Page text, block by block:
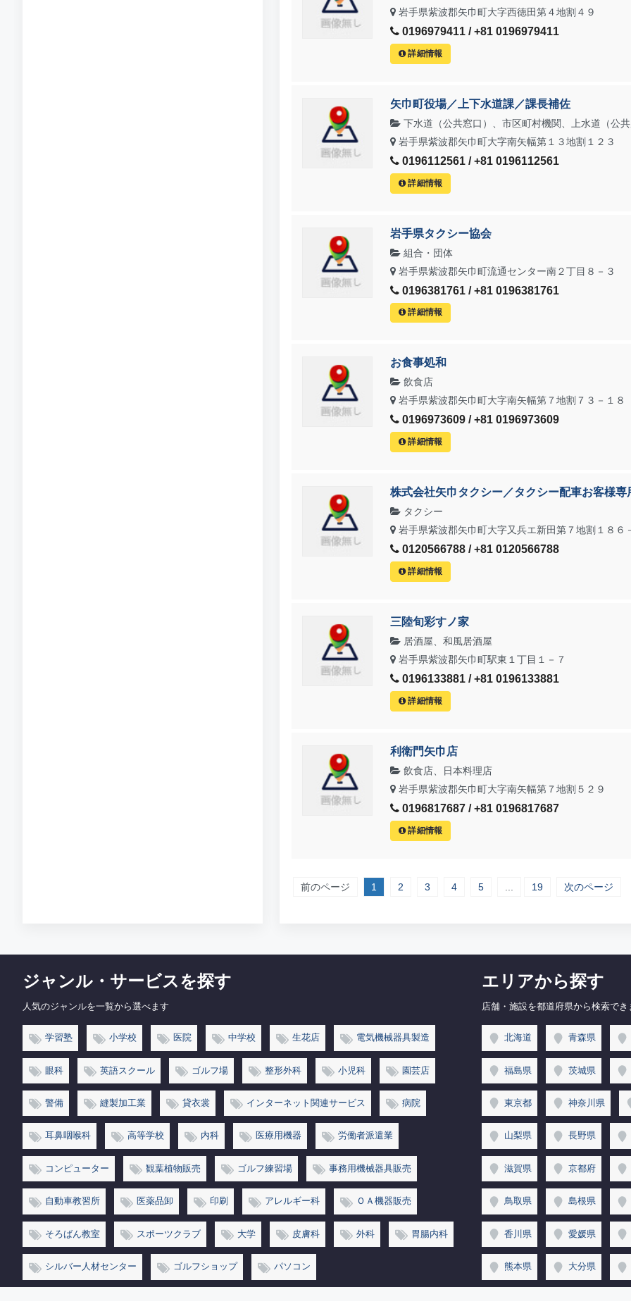
岩手県紫波郡矢巾町大字西徳田第４地割４９
0196979411 / +81 0196979411
詳細情報
矢巾町役場／上下水道課／課長補佐
下水道（公共窓口）、市区町村機関、上水道（公
岩手県紫波郡矢巾町大字南矢幅第１３地割１２３
0196112561 / +81 0196112561
詳細情報
岩手県タクシー協会
組合・団体
岩手県紫波郡矢巾町流通センター南２丁目８－３
0196381761 / +81 0196381761
詳細情報
お食事処和
飲食店
岩手県紫波郡矢巾町大字南矢幅第７地割７３－１８
0196973609 / +81 0196973609
詳細情報
株式会社矢巾タクシー／タクシー配車お客様専
タクシー
岩手県紫波郡矢巾町大字又兵エ新田第７地割１８６
0120566788 / +81 0120566788
詳細情報
三陸旬彩すノ家
居酒屋、和風居酒屋
岩手県紫波郡矢巾町駅東１丁目１－７
0196133881 / +81 0196133881
詳細情報
利衛門矢巾店
飲食店、日本料理店
岩手県紫波郡矢巾町大字南矢幅第７地割５２９
0196817687 / +81 0196817687
詳細情報
前のページ 1 2 3 4 5 19 次のページ
ジャンル・サービスを探す
人気のジャンルを一覧から選べます
学習塾 小学校 医院 中学校 生花店 電気機械器具製造
眼科 英語スクール ゴルフ場 整形外科 小児科 園芸店
警備 縫製加工業 貸衣裳 インターネット関連サービス 病院
耳鼻咽喉科 高等学校 内科 医療用機器 労働者派遣業
コンピューター 観葉植物販売 ゴルフ練習場 事務用機械器具販売
自動車教習所 医薬品卸 印刷 アレルギー科 ＯＡ機器販売
そろばん教室 スポーツクラブ 大学 皮膚科 外科 胃腸内科
シルバー人材センター ゴルフショップ パソコン
エリアから探す
店舗・施設を都道府県から検索でき
北海道 青森県
福島県 茨城県
東京都 神奈川県
山梨県 長野県
滋賀県 京都府
鳥取県 島根県
香川県 愛媛県
熊本県 大分県